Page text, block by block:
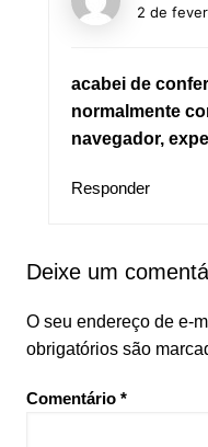
2 de
acabei de
normalmente
navegador,
Responder
Deixe um
O seu endereço de e-
obrigatórios são
Comentário *